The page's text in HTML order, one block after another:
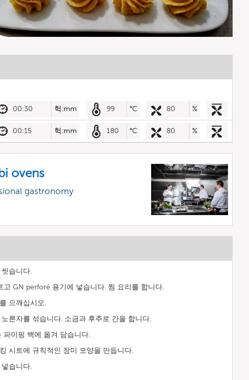
00:30 헉:mm 99 °C 80 %
00:15 헉:mm 180 °C 80 %
ovens
gastronomy
습니다.
고 GN perforé 용기에 넣습니다. 찜 요리를 합니다.
으깨십시오.
른자를 섞습니다. 소금과 후추로 간을 합니다.
파이핑 백에 옮겨 담습니다.
시트에 규칙적인 장미 모양을 만듭니다.
습니다.